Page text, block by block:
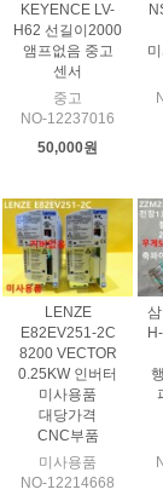
KEYENCE LV-
H62 선길이2000
앰프없음 중고
센서
중고
NO-12237016
50,000원
LENZE
E82EV251-2C
8200 VECTOR
0.25KW 인버터
미사용품
대당가격
CNC부품
미사용품
NO-12214668